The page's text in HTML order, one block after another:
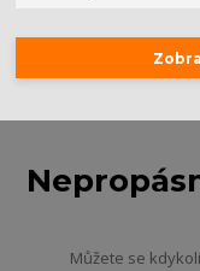
Můžete se